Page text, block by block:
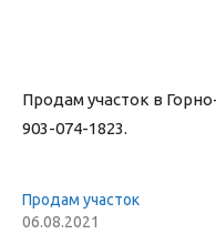
Продам участок в
903-074-1823.
Продам участок
06.08.2021